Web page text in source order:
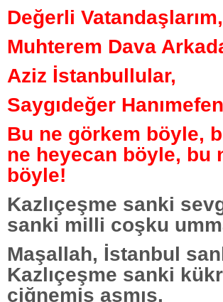
Değerli Vatandaşlarım,
Muhterem Dava
Aziz İstanbullular,
Saygıdeğer
Bu ne görkem böyle,
ne heyecan böyle, bu
böyle!
Kazlıçeşme sanki
sanki milli coşku
Maşallah, İstanbul
Kazlıçeşme sanki
çiğnemiş aşmış.